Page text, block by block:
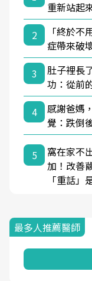
重新站起
2
「終於
症帶來破
3
肚子裡長
功：從前
4
感謝爸媽
覺：跌倒
5
窩在家不
加！改善
「重話」
最多人推薦醫師